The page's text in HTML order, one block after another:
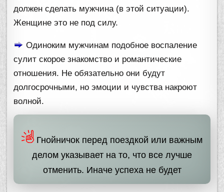
должен сделать мужчина (в этой ситуации).
Женщине это не под силу.
Одиноким мужчинам подобное воспаление
сулит скорое знакомство и романтические
отношения. Не обязательно они будут
долгосрочными, но эмоции и чувства накроют
волной.
Гнойничок перед поездкой или важным
делом указывает на то, что все лучше
отменить. Иначе успеха не будет